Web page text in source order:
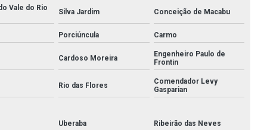
Conexões em aço carbono
Conexões de aço inox 304
Conexões forjadas
Conexões forjadas aço carbono
Vale do Rio
Silva Jardim Conceição de Macabu
Porciúncula Carmo
Cardoso Moreira
Engenheiro Paulo de
Frontin
Rio das Flores
Comendador Levy
Gasparian
Uberaba Ribeirão das Neves